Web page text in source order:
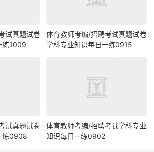
试真题试卷
练1009
体育教师考编/招聘考试真题试卷
学科专业知识每日一练0915
试真题试卷
练0908
体育教师考编/招聘考试学科专业
知识每日一练0902